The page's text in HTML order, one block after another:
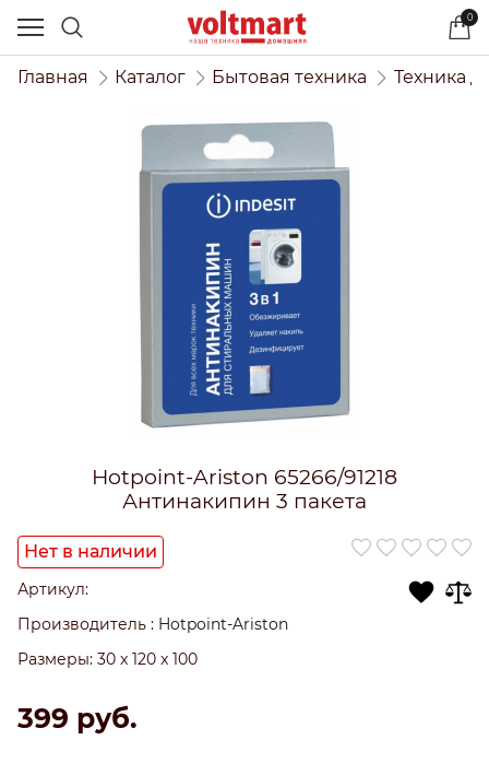
0
Главная Каталог Бытовая техника Техника
Hotpoint-Ariston 65266/91218
Антинакипин 3 пакета
Нет в наличии
Артикул:
Производитель : Hotpoint-Ariston
Размеры: 30 x 120 x 100
399 руб.